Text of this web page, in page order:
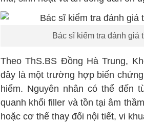
Bác sĩ kiểm tra đánh giá
Theo ThS.BS Đồng Hà Trung,
đây là một trường hợp biến
hiểm. Nguyên nhân có thể đến
quanh khối filler và tồn tại âm
hoặc cơ thể thay đổi nội tiết, vi